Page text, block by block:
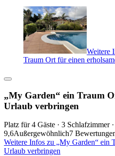
Weitere
Traum Ort für einen
„My Garden“ ein Traum
Urlaub verbringen
Platz für 4 Gäste · 3 Schlafzimmer
9,6Außergewöhnlich7
Weitere Infos zu „My Garden“ ein
Urlaub verbringen